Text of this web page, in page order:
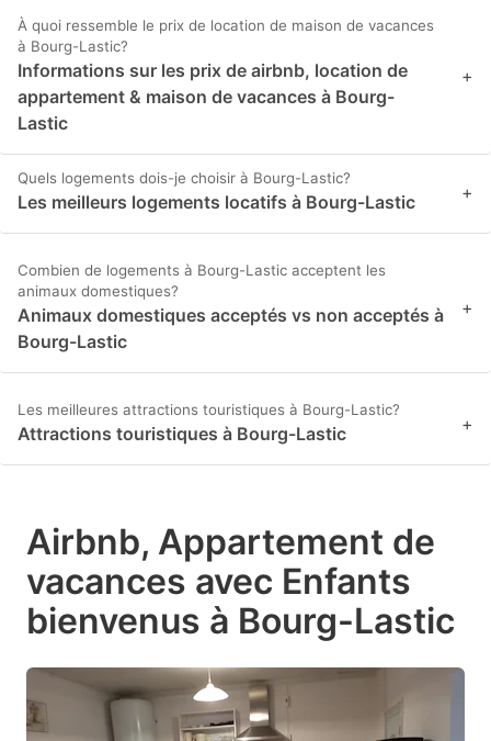
À quoi ressemble le prix de location de maison de vacances
à Bourg-Lastic?
Informations sur les prix de airbnb, location de
appartement & maison de vacances à Bourg-
Lastic
+
Quels logements dois-je choisir à Bourg-Lastic?
Les meilleurs logements locatifs à Bourg-Lastic +
Combien de logements à Bourg-Lastic acceptent les
animaux domestiques?
Animaux domestiques acceptés vs non acceptés à
Bourg-Lastic
+
Les meilleures attractions touristiques à Bourg-Lastic?
Attractions touristiques à Bourg-Lastic +
Airbnb, Appartement de
vacances avec Enfants
bienvenus à Bourg-Lastic